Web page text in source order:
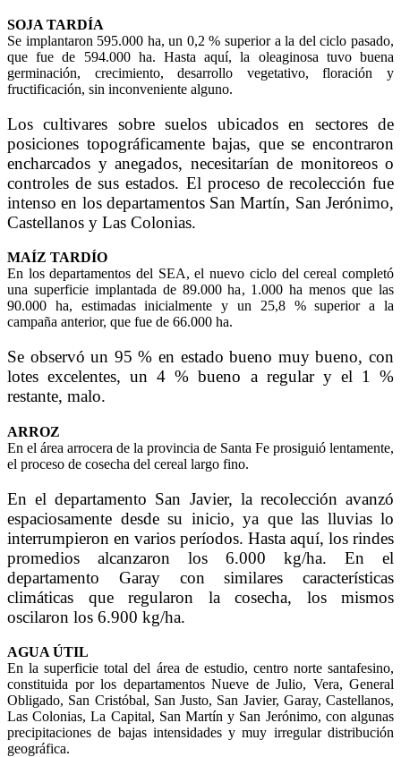
SOJA TARDÍA
Se implantaron 595.000 ha, un 0,2 % superior a la del ciclo pasado,
que fue de 594.000 ha. Hasta aquí, la oleaginosa tuvo buena
germinación, crecimiento, desarrollo vegetativo, floración y
fructificación, sin inconveniente alguno.
Los cultivares sobre suelos ubicados en sectores de
posiciones topográficamente bajas, que se encontraron
encharcados y anegados, necesitarían de monitoreos o
controles de sus estados. El proceso de recolección fue
intenso en los departamentos San Martín, San Jerónimo,
Castellanos y Las Colonias.
MAÍZ TARDÍO
En los departamentos del SEA, el nuevo ciclo del cereal completó
una superficie implantada de 89.000 ha, 1.000 ha menos que las
90.000 ha, estimadas inicialmente y un 25,8 % superior a la
campaña anterior, que fue de 66.000 ha.
Se observó un 95 % en estado bueno muy bueno, con
lotes excelentes, un 4 % bueno a regular y el 1 %
restante, malo.
ARROZ
En el área arrocera de la provincia de Santa Fe prosiguió lentamente,
el proceso de cosecha del cereal largo fino.
En el departamento San Javier, la recolección avanzó
espaciosamente desde su inicio, ya que las lluvias lo
interrumpieron en varios períodos. Hasta aquí, los rindes
promedios alcanzaron los 6.000 kg/ha. En el
departamento Garay con similares características
climáticas que regularon la cosecha, los mismos
oscilaron los 6.900 kg/ha.
AGUA ÚTIL
En la superficie total del área de estudio, centro norte santafesino,
constituida por los departamentos Nueve de Julio, Vera, General
Obligado, San Cristóbal, San Justo, San Javier, Garay, Castellanos,
Las Colonias, La Capital, San Martín y San Jerónimo, con algunas
precipitaciones de bajas intensidades y muy irregular distribución
geográfica.